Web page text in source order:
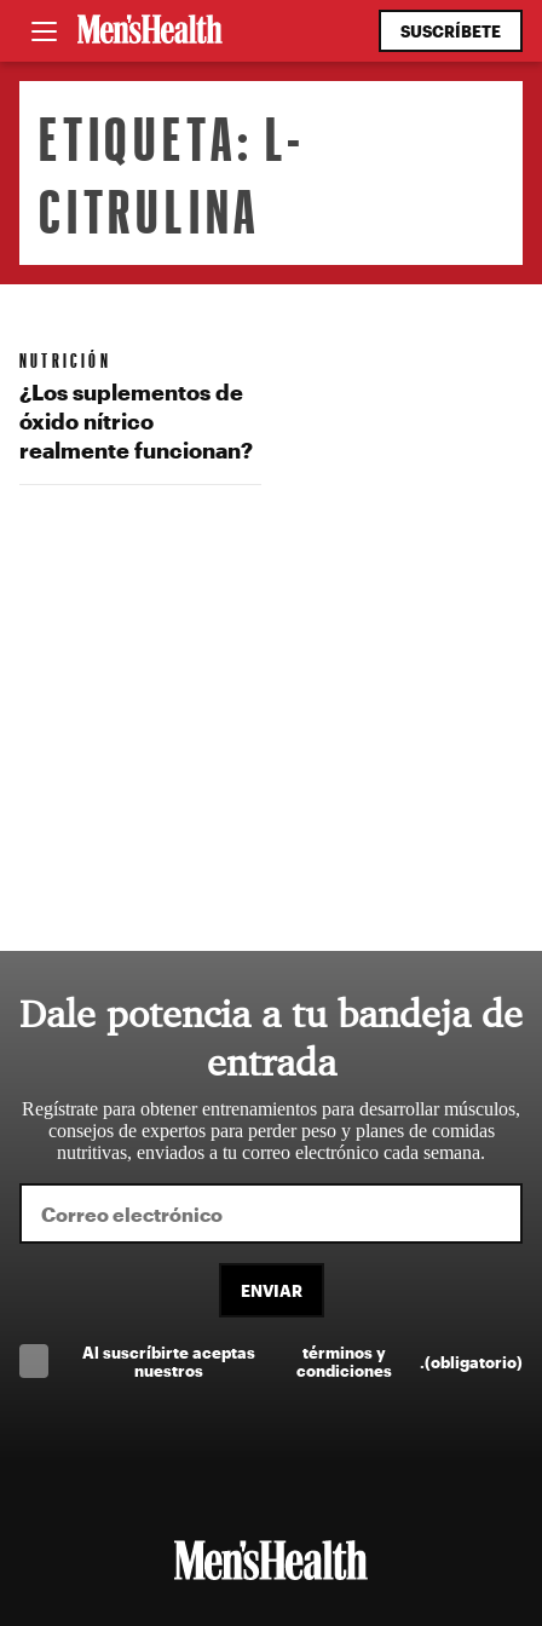
SUSCRÍBETE
ETIQUETA: L-
CITRULINA
NUTRICIÓN
¿Los suplementos de
óxido nítrico
realmente funcionan?
Dale potencia a tu bandeja de
entrada
Regístrate para obtener entrenamientos para desarrollar músculos,
consejos de expertos para perder peso y planes de comidas
nutritivas, enviados a tu correo electrónico cada semana.
ENVIAR
Al suscríbirte aceptas
nuestros
términos y
condiciones
(obligatorio)